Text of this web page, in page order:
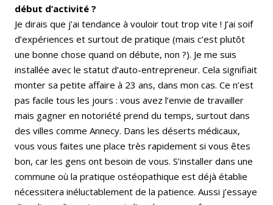
début d’activité ?
Je dirais que j’ai tendance à vouloir tout trop vite ! J’ai soif
d’expériences et surtout de pratique (mais c’est plutôt
une bonne chose quand on débute, non ?). Je me suis
installée avec le statut d’auto-entrepreneur. Cela signifiait
monter sa petite affaire à 23 ans, dans mon cas. Ce n’est
pas facile tous les jours : vous avez l’envie de travailler
mais gagner en notoriété prend du temps, surtout dans
des villes comme Annecy. Dans les déserts médicaux,
vous vous faites une place très rapidement si vous êtes
bon, car les gens ont besoin de vous. S’installer dans une
commune où la pratique ostéopathique est déjà établie
nécessitera inéluctablement de la patience. Aussi j’essaye